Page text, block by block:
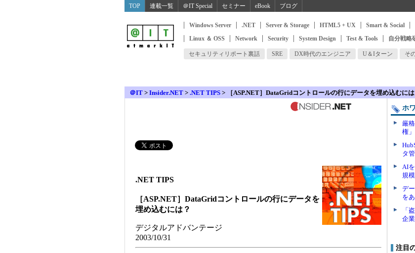
TOP 連載一覧 ＠IT Special セミナー eBook ブログ
Windows Server .NET Server & Storage HTML5 + UX Smart & Social
Linux ＆ OSS
Network Security System Design Test & Tools 自分戦略
セキュリティリポート裏話 SRE DX時代のエンジニア U＆Iターン そ
＠IT > Insider.NET > .NET TIPS > ［ASP.NET］DataGridコントロールの行にデータを埋め込むには
.NET TIPS
［ASP.NET］DataGridコントロールの行にデータを
埋め込むには？
デジタルアドバンテージ
2003/10/31
ホ
厳
権
タ
AI
規
デ
を
「
企
注目